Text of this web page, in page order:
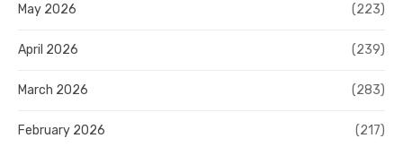
May 2026 (223)
April 2026 (239)
March 2026 (283)
February 2026 (217)